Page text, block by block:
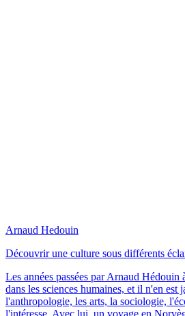
Arnaud Hedouin
Découvrir une culture sous différents
Les années passées par Arnaud
dans les sciences humaines, et il n'en est
l'anthropologie, les arts, la sociologie,
l'intéresse. Avec lui, un voyage en